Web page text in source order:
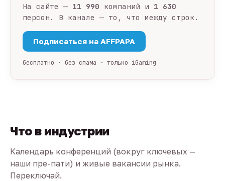
На сайте — 11 990 компаний и 1 630
персон. В канале — то, что между строк.
Подписаться на AFFPAPA
бесплатно · без спама · только iGaming
Что в индустрии
Календарь конференций (вокруг ключевых —
наши пре-пати) и живые вакансии рынка.
Переключай.